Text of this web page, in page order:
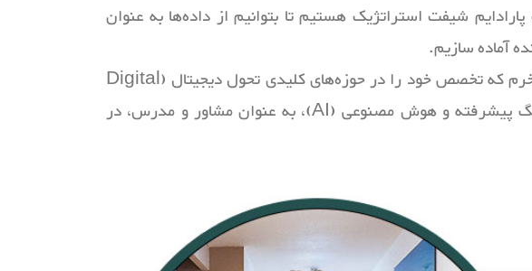
شیفت استراتژیک هستیم تا بتوانیم از داده‌ها به عنوان
آماده سازیم.
، با بیش از 15 سال سابقه فعالیت مستمر در مرز دانش فناوری و استراتژی کسب‌وکار، مفتخرم که تخصص خود را در حوزه‌های کلیدی تحول دیجیتال (Digital
Transformation)، هوش تجاری (Business Intelligence - BI)، دیجیتال مارکتینگ پیشرفته و هوش مصنوعی (AI)، به عنوان مشاور و مدرس، در